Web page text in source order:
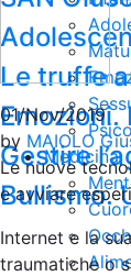
Le truffe
Gestire
Bullismo.
Medicina
01/Nov/2019
by MAIOLO
Le nuove
e avviare
Internet e la
traumatiche o